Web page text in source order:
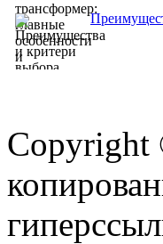
Copyright